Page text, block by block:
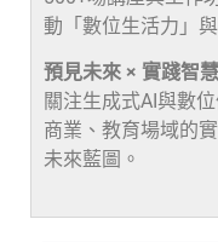
動「數位生活力」
預見未來 × 實踐智慧
關注生成式AI與數
商業、教育場域的
未來藍圖。